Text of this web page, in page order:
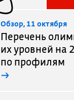
Обзор, 11 октября
Перечень
их уровней на
по профилям
→